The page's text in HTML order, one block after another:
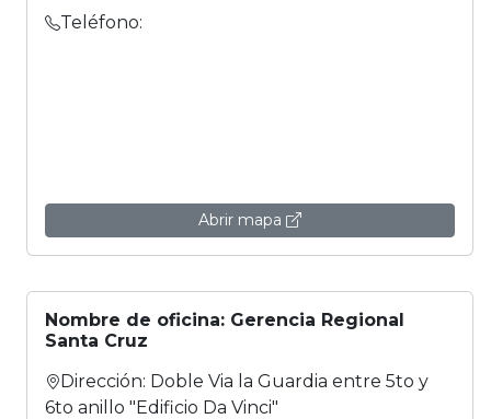
Teléfono:
Abrir mapa
Nombre de oficina: Gerencia Regional
Santa Cruz
Dirección: Doble Via la Guardia entre 5to y
6to anillo "Edificio Da Vinci"